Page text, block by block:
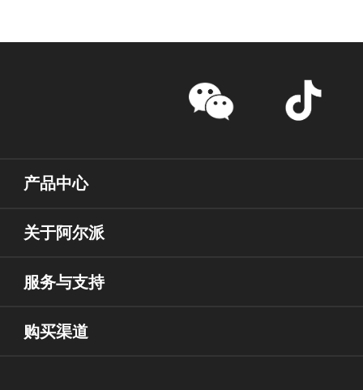
产品中心
关于阿尔派
服务与支持
购买渠道